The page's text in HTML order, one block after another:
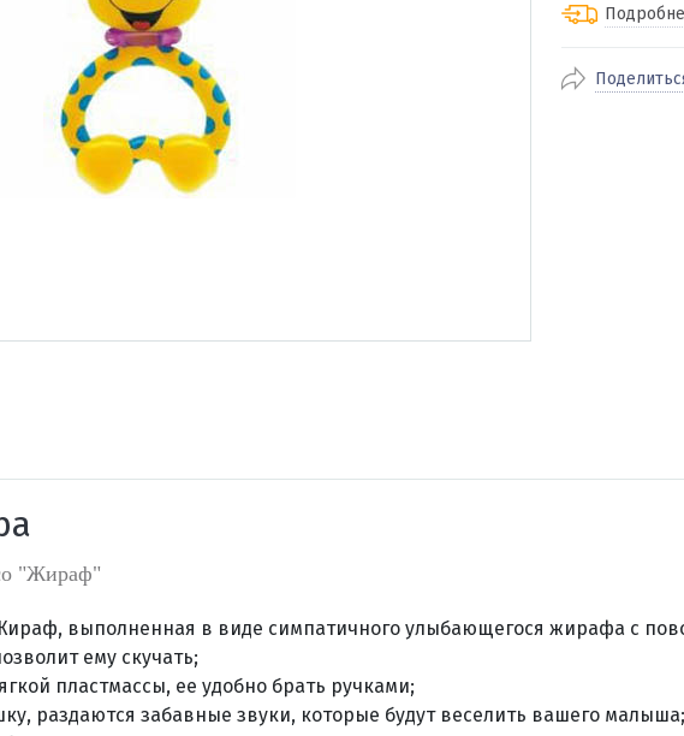
По
"Жираф"
выполненная в виде симпатичного улыбающегося жирафа с
ему скучать;
пластмассы, ее удобно брать ручками;
раздаются забавные звуки, которые будут веселить вашего малыша;